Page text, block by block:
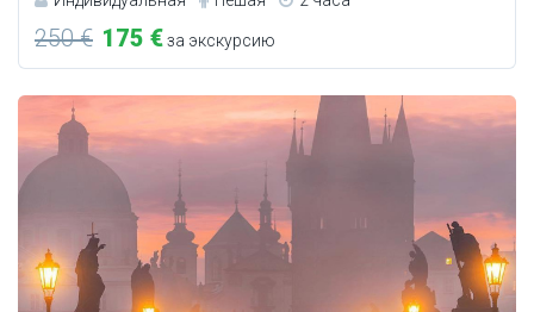
250 € 175 €за экскурсию